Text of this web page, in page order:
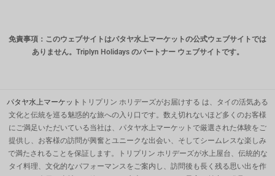
オースト
ラリアド
ン
人民元
台湾
MYR
免責事項：このウェブサイトはパタヤ水上マーケットの公式ウェブサイトでは
ありません。Triplyn Holidays のパートナー ウェブサイトです。
パタヤ水上マーケット トリプリン ホリデーズがお届けする は、タイの活気ある
文化と伝統を巡る魅惑的な旅への入り口です。数え切れないほど多くのお客様
にご満足いただいている当社は、パタヤ水上マーケットで厳選された体験をご
提供し、お客様の訪問が興奮とユニークな出会い、そしてシームレスな楽しみ
で満たされることを保証します。トリプリン ホリデーズが水上屋台、伝統的な
タイ料理、文化的なパフォーマンスをご案内し、訪問後も長く残る思い出を作